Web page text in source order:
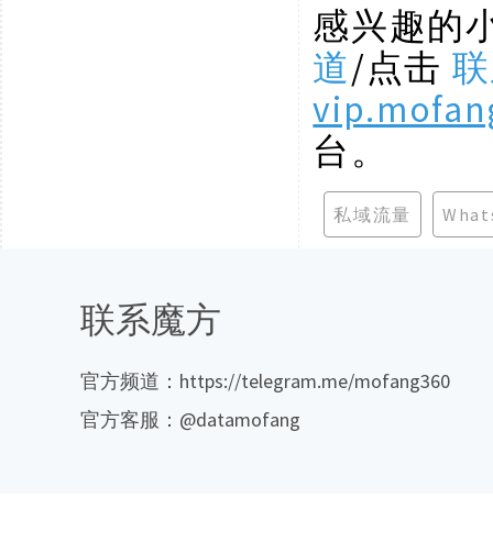
感兴趣的
道/点击
台。
私域流量
联系魔方
官方频道：https://telegram.me/mofang360
官方客服：@datamofang